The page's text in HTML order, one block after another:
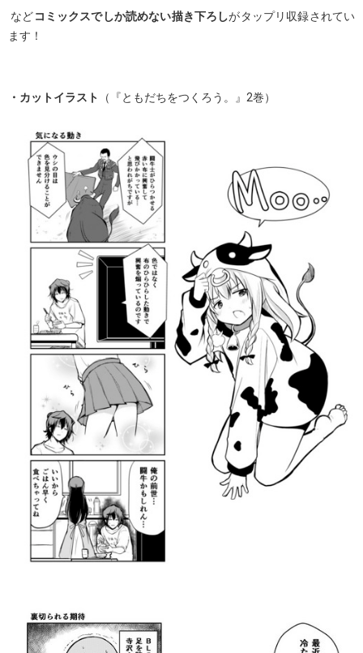
などコミックスでしか読めない描き下ろしがタップリ収録されてい
ます！
・カットイラスト （『ともだちをつくろう。』2巻）